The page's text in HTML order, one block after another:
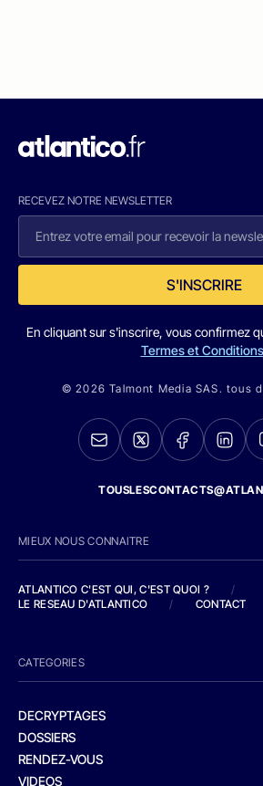
RECEVEZ NOTRE NEWSLETTER
S'INSCRIRE
En cliquant sur s'inscrire, vous confirmez
Termes et Conditions
© 2026 Talmont Media SAS. tous
MIEUX NOUS CONNAITRE
ATLANTICO C'EST QUI, C'EST QUOI ?
/
LE RESEAU D'ATLANTICO
/ CONTACT
CATEGORIES
DECRYPTAGES
DOSSIERS
RENDEZ-VOUS
VIDEOS